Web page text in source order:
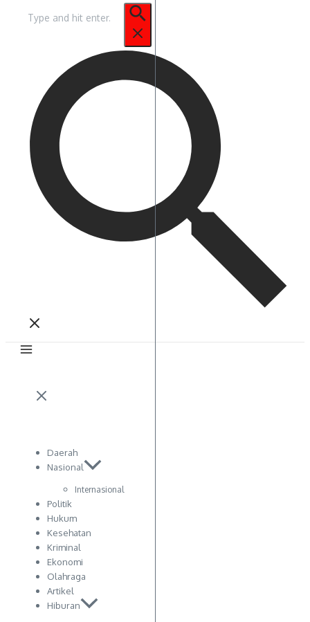
untuk:
Daerah
Nasional
Internasional
Politik
Hukum
Kesehatan
Kriminal
Ekonomi
Olahraga
Artikel
Hiburan